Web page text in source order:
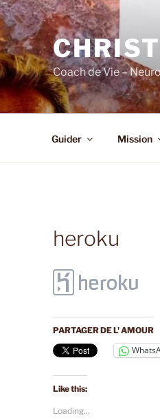
Coach de Vie –
Guider Mission
heroku
PARTAGER DE L' AMOUR
Like this:
Loading...